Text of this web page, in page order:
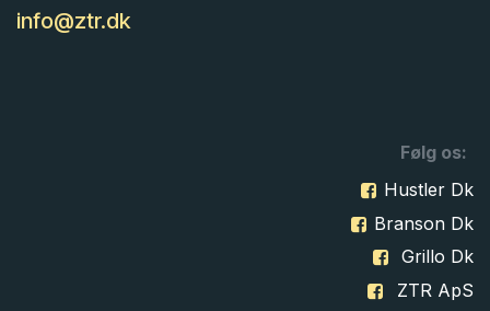
info@ztr.dk
Følg os:
Hustler Dk
Branson Dk
Grillo Dk
ZTR ApS